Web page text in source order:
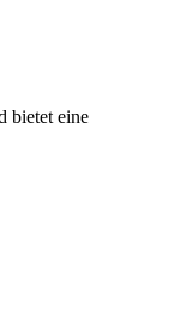
bietet eine